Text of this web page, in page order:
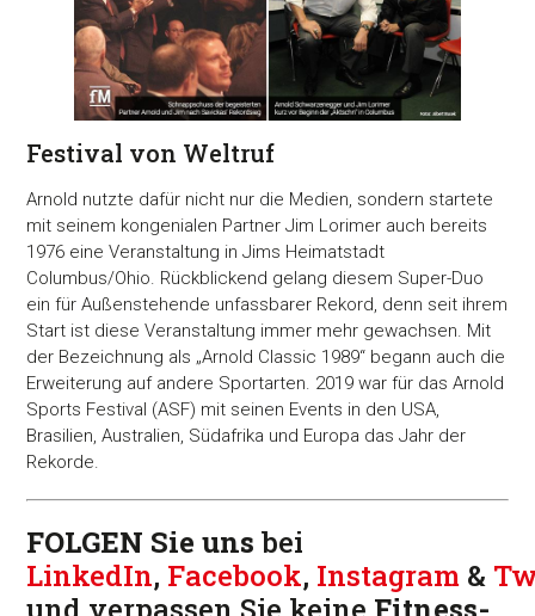
Festival von Weltruf
Arnold nutzte dafür nicht nur die Medien, sondern startete
mit seinem kongenialen Partner Jim Lorimer auch bereits
1976 eine Veranstaltung in Jims Heimatstadt
Columbus/Ohio. Rückblickend gelang diesem Super-Duo
ein für Außenstehende unfassbarer Rekord, denn seit ihrem
Start ist diese Veranstaltung immer mehr gewachsen. Mit
der Bezeichnung als „Arnold Classic 1989“ begann auch die
Erweiterung auf andere Sportarten. 2019 war für das Arnold
Sports Festival (ASF) mit seinen Events in den USA,
Brasilien, Australien, Südafrika und Europa das Jahr der
Rekorde.
FOLGEN Sie uns bei
LinkedIn, Facebook, Instagram &